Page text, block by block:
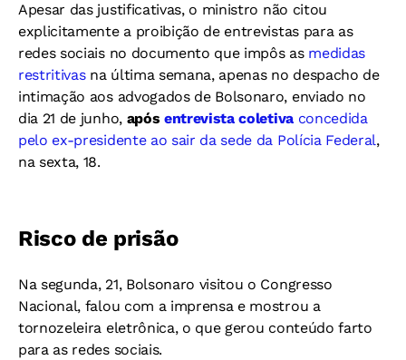
Apesar das justificativas, o ministro não citou
explicitamente a proibição de entrevistas para as
redes sociais no documento que impôs asmedidas
restritivasna última semana, apenas no despacho de
intimação aos advogados de Bolsonaro, enviado no
dia 21 de junho, após entrevista coletiva concedida
pelo ex-presidente ao sair da sede da Polícia Federal,
na sexta, 18.
Risco de prisão
Na segunda, 21, Bolsonaro visitou o Congresso
Nacional, falou com a imprensa e mostrou a
tornozeleira eletrônica, o que gerou conteúdo farto
para as redes sociais.